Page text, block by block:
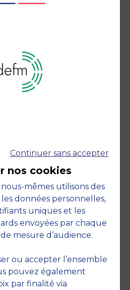
Continuer sans accepter
nos cookies
mêmes utilisons des
données personnelles,
uniques et les
envoyées par chaque
mesure d’audience.
ou accepter l’ensemble
pouvez également
par finalité via